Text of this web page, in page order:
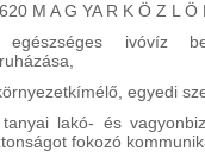
M A G YA R K Ö Z L
ivóvíz
egyedi
lakó- és
fokozó